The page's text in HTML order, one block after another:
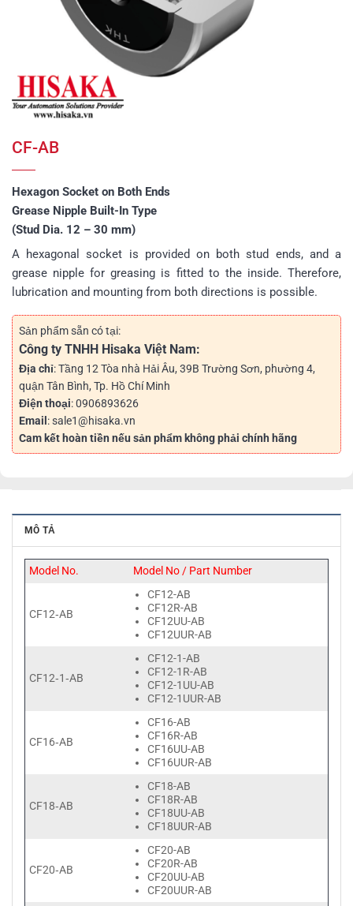
CF-AB
Hexagon Socket on Both Ends
Grease Nipple Built-In Type
(Stud Dia. 12 – 30 mm)
A hexagonal socket is provided on both stud ends, and a
grease nipple for greasing is fitted to the inside. Therefore,
lubrication and mounting from both directions is possible.
Sản phẩm sẵn có tại:
Công ty TNHH Hisaka Việt Nam:
Địa chỉ: Tầng 12 Tòa nhà Hải Âu, 39B Trường Sơn, phường 4,
quận Tân Bình, Tp. Hồ Chí Minh
Điện thoại: 0906893626
Email : sale1@hisaka.vn
Cam kết hoàn tiền nếu sản phẩm không phải chính hãng
MÔ TẢ
Model No. Model No / Part Number
CF12‑AB
CF12-AB
CF12R-AB
CF12UU-AB
CF12UUR-AB
CF12‑1‑AB
CF12-1-AB
CF12-1R-AB
CF12-1UU-AB
CF12-1UUR-AB
CF16‑AB
CF16-AB
CF16R-AB
CF16UU-AB
CF16UUR-AB
CF18‑AB
CF18-AB
CF18R-AB
CF18UU-AB
CF18UUR-AB
CF20‑AB
CF20-AB
CF20R-AB
CF20UU-AB
CF20UUR-AB